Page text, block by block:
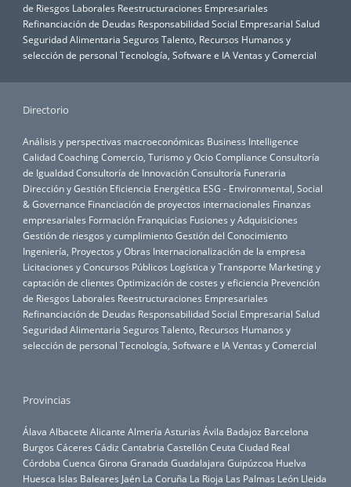
de Riesgos Laborales Reestructuraciones Empresariales
Refinanciación de Deudas Responsabilidad Social Empresarial Salud
Seguridad Alimentaria Seguros Talento, Recursos Humanos y
selección de personal Tecnología, Software e IA Ventas y Comercial
Directorio
Análisis y perspectivas macroeconómicas Business Intelligence
CalidadCoachingComercio, Turismo y OcioCompliance Consultoría
de IgualdadConsultoría de InnovaciónConsultoría Funeraria
Dirección y Gestión Eficiencia Energética ESG - Environmental, Social
& Governance Financiación de proyectos internacionales Finanzas
empresariales Formación Franquicias Fusiones y Adquisiciones
Gestión de riesgos y cumplimientoGestión del Conocimiento
Ingeniería, Proyectos y Obras Internacionalización de la empresa
Licitaciones y Concursos Públicos Logística y Transporte Marketing y
captación de clientes Optimización de costes y eficiencia Prevención
de Riesgos Laborales Reestructuraciones Empresariales
Refinanciación de Deudas Responsabilidad Social Empresarial Salud
Seguridad Alimentaria Seguros Talento, Recursos Humanos y
selección de personal Tecnología, Software e IA Ventas y Comercial
Provincias
Álava Albacete Alicante Almería Asturias Ávila Badajoz Barcelona
Burgos Cáceres Cádiz Cantabria CastellónCeuta Ciudad Real
Córdoba Cuenca Girona Granada Guadalajara Guipúzcoa Huelva
Huesca Islas Baleares Jaén La Coruña La Rioja Las Palmas León Lleida